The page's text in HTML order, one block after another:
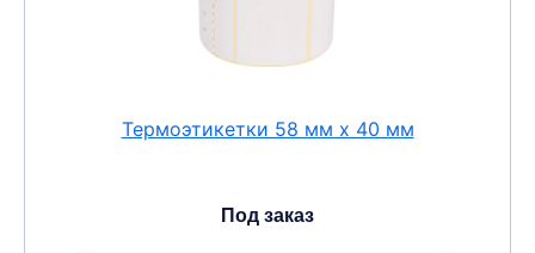
Термоэтикетки 58 мм х 40 мм
Под заказ